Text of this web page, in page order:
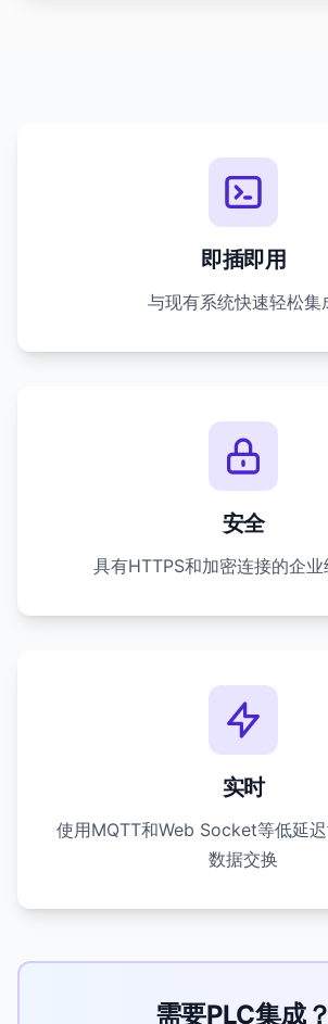
即插即用
与现有系统快速轻松集
安全
具有HTTPS和加密连接的企业
实时
使用MQTT和Web Socket等低延
数据交换
需要PLC集成？